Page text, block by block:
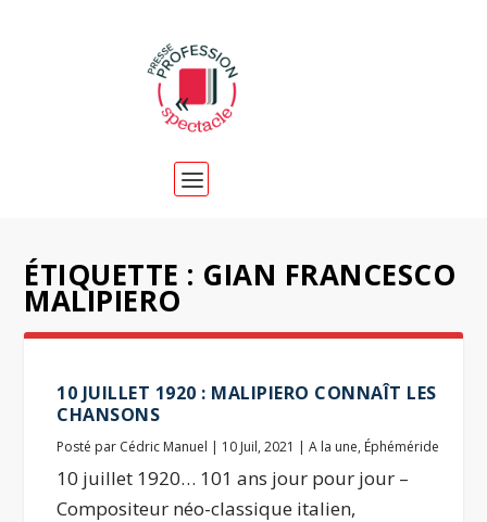
ÉTIQUETTE : GIAN FRANCESCO
MALIPIERO
10 JUILLET 1920 : MALIPIERO CONNAÎT LES
CHANSONS
Posté par Cédric Manuel | 10 Juil, 2021 |A la une, Éphéméride
10 juillet 1920… 101 ans jour pour jour –
Compositeur néo-classique italien,